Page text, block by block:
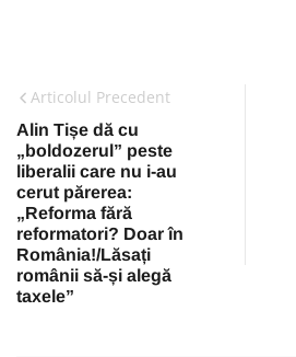
Articolul Precedent
Alin Tișe dă cu
„boldozerul” peste
liberalii care nu i-au
cerut părerea:
„Reforma fără
reformatori? Doar în
România!/Lăsați
românii să-și alegă
taxele”